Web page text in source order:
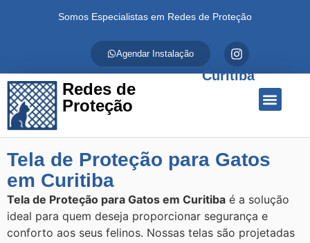
Somos Especialistas em Redes de Proteção
Agendar Instalação
Redes de
Proteção
Curitiba
Tela de Proteção para Gatos
em Curitiba
Tela de Proteção para Gatos em Curitiba é a solução
ideal para quem deseja proporcionar segurança e
conforto aos seus felinos. Nossas telas são projetadas